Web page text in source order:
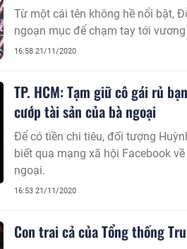
Từ một cái tên không hề nổi bật,
ngoạn mục để chạm tay tới
16:58 21/11/2020
TP. HCM: Tạm giữ cô gái rủ
cướp tài sản của bà ngoại
Để có tiền chi tiêu, đối tượng Huỳnh Thùy Trang
biết qua mạng xã hội Facebook
ngoại.
16:53 21/11/2020
Con trai cả của Tổng thống